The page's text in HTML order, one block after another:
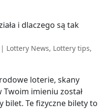
i dlaczego są tak
| Lottery News, Lottery tips,
loterie, skany
imieniu został
bilet. Te fizyczne bilety to